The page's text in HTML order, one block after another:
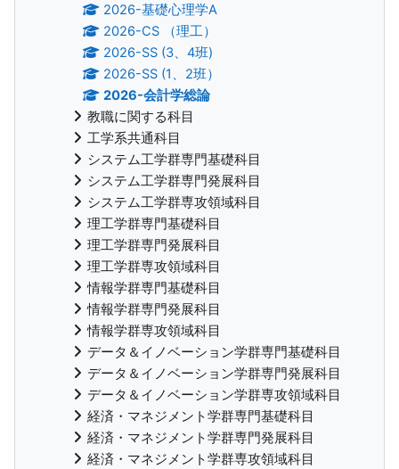
2026-基礎心理学A
2026-CS （理工）
2026-SS (3、4班)
2026-SS (1、2班）
2026-会計学総論
教職に関する科目
工学系共通科目
システム工学群専門基礎科目
システム工学群専門発展科目
システム工学群専攻領域科目
理工学群専門基礎科目
理工学群専門発展科目
理工学群専攻領域科目
情報学群専門基礎科目
情報学群専門発展科目
情報学群専攻領域科目
データ＆イノベーション学群専門基礎科目
データ＆イノベーション学群専門発展科目
データ＆イノベーション学群専攻領域科目
経済・マネジメント学群専門基礎科目
経済・マネジメント学群専門発展科目
経済・マネジメント学群専攻領域科目